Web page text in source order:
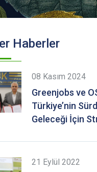
Haberler
08 Kasım 2024
Greenjobs ve
Türkiye’nin
Geleceği İçin
21 Eylül 2022